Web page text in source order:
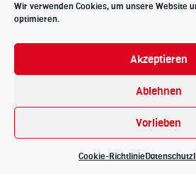
Wir verwenden Cookies, um unsere Website
optimieren.
Akzeptieren
Ablehnen
Vorlieben
Cookie-RichtlinieDatenschutz